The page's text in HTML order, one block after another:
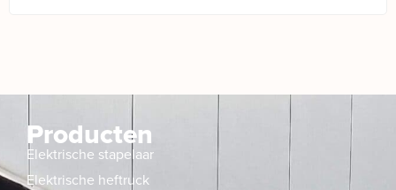
Producten
Elektrische stapelaar
Elektrische heftruck